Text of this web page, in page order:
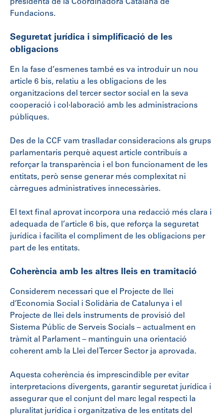
presidenta de la Coordinadora Catalana de
Fundacions.
Seguretat jurídica i simplificació de les
obligacions
En la fase d’esmenes també es va introduir un nou
article 6 bis, relatiu a les obligacions de les
organitzacions del tercer sector social en la seva
cooperació i col·laboració amb les administracions
públiques.
Des de la CCF vam traslladar consideracions als grups
parlamentaris perquè aquest article contribuís a
reforçar la transparència i el bon funcionament de les
entitats, però sense generar més complexitat ni
càrregues administratives innecessàries.
El text final aprovat incorpora una redacció més clara i
adequada de l’article 6 bis, que reforça la seguretat
jurídica i facilita el compliment de les obligacions per
part de les entitats.
Coherència amb les altres lleis en tramitació
Considerem necessari que el Projecte de llei
d’Economia Social i Solidària de Catalunya i el
Projecte de llei dels instruments de provisió del
Sistema Públic de Serveis Socials – actualment en
tràmit al Parlament – mantinguin una orientació
coherent amb la Llei del Tercer Sector ja aprovada.
Aquesta coherència és imprescindible per evitar
interpretacions divergents, garantir seguretat jurídica i
assegurar que el conjunt del marc legal respecti la
pluralitat jurídica i organitzativa de les entitats del